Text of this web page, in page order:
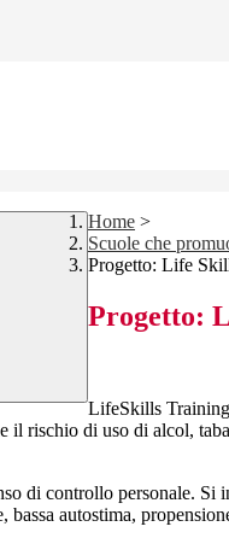
Home >
Scuole che
Progetto: Life
Progetto:
LifeSkills
rischio di uso di alcol,
di controllo personale.
autostima,